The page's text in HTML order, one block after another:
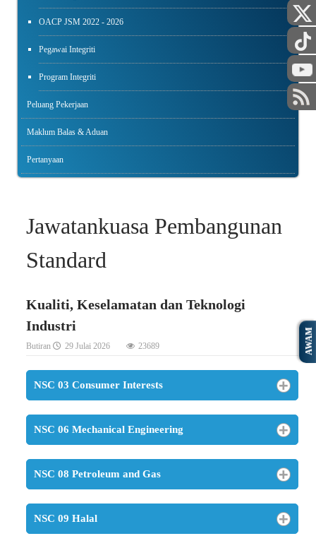
OACP JSM 2022 - 2026
Pegawai Integriti
Program Integriti
Peluang Pekerjaan
Maklum Balas & Aduan
Pertanyaan
Jawatankuasa Pembangunan
Standard
Kualiti, Keselamatan dan Teknologi
Industri
Butiran 29 Julai 2026 23689
NSC 03 Consumer Interests
NSC 06 Mechanical Engineering
NSC 08 Petroleum and Gas
NSC 09 Halal
AWAM